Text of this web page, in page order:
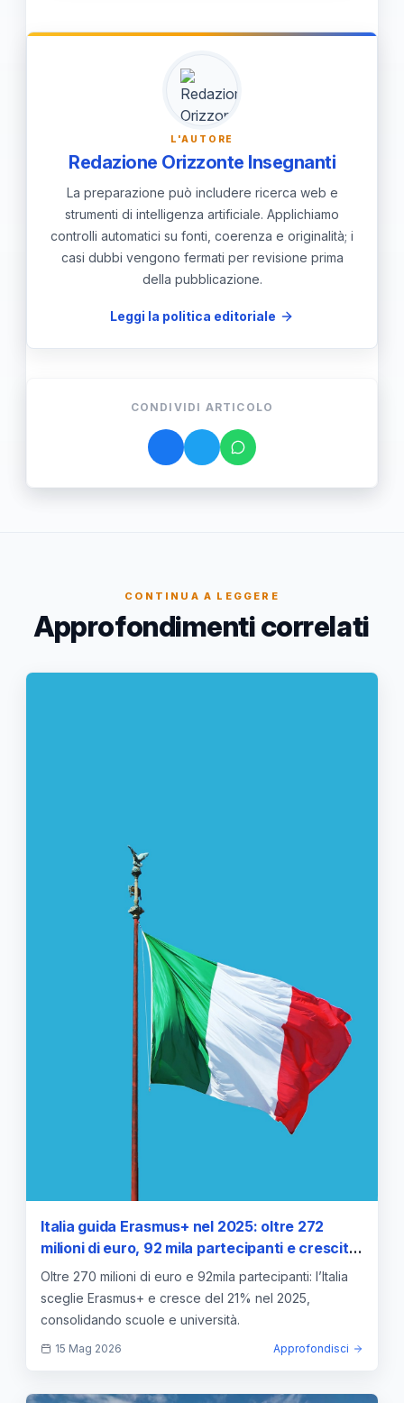
collaborazione, contribuendo a
rendere il sistema di istruzione più
aperto e inclusivo.
L'AUTORE
Redazione Orizzonte Insegnanti
La preparazione può includere ricerca web e
strumenti di intelligenza artificiale. Applichiamo
controlli automatici su fonti, coerenza e originalità; i
casi dubbi vengono fermati per revisione prima
della pubblicazione.
Leggi la politica editoriale
CONDIVIDI ARTICOLO
CONTINUA A LEGGERE
Approfondimenti correlati
Italia guida Erasmus+ nel 2025: oltre 272
milioni di euro, 92 mila partecipanti e crescita
del 21%
Oltre 270 milioni di euro e 92mila partecipanti: l’Italia
sceglie Erasmus+ e cresce del 21% nel 2025,
consolidando scuole e università.
15 Mag 2026 Approfondisci